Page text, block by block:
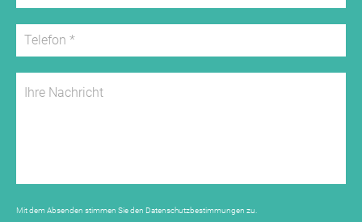
Mit dem Absenden stimmen Sie den Datenschutzbestimmungen zu.